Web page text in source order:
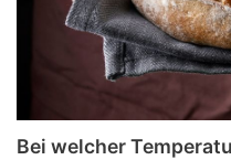
Bei welcher